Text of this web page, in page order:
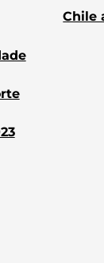
Chile